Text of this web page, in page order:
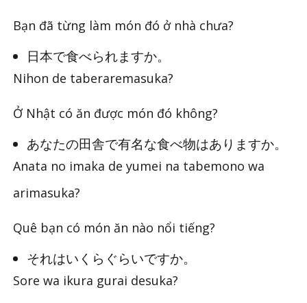
Bạn đã từng làm món đó ở nhà chưa?
日本で食べられますか。
Nihon de taberaremasuka?
Ở Nhật có ăn được món đó không?
あなたの田舎で有名な食べ物はありますか。
Anata no imaka de yumei na tabemono wa
arimasuka?
Quê bạn có món ăn nào nổi tiếng?
それはいくらぐらいですか。
Sore wa ikura gurai desuka?